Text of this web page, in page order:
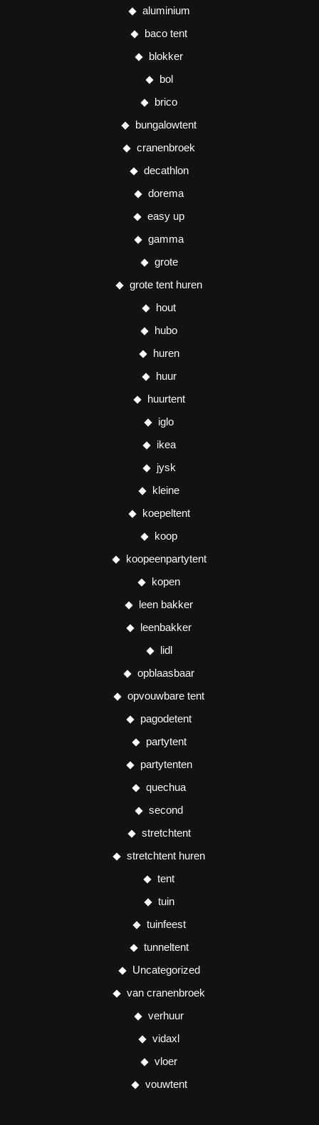
aluminium
baco tent
blokker
bol
brico
bungalowtent
cranenbroek
decathlon
dorema
easy up
gamma
grote
grote tent huren
hout
hubo
huren
huur
huurtent
iglo
ikea
jysk
kleine
koepeltent
koop
koopeenpartytent
kopen
leen bakker
leenbakker
lidl
opblaasbaar
opvouwbare tent
pagodetent
partytent
partytenten
quechua
second
stretchtent
stretchtent huren
tent
tuin
tuinfeest
tunneltent
Uncategorized
van cranenbroek
verhuur
vidaxl
vloer
vouwtent